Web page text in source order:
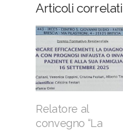
Articoli correlati
Relatore al
convegno “La